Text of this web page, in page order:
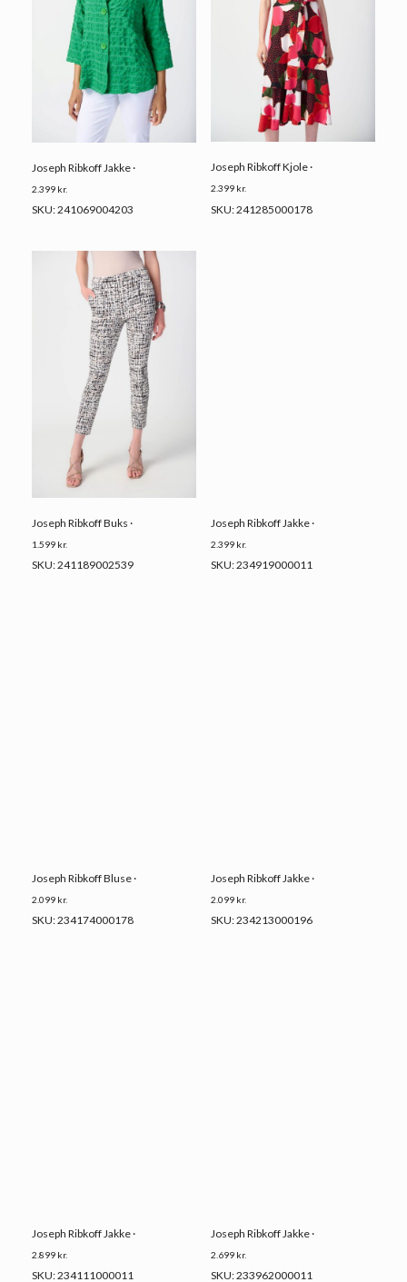
Joseph Ribkoff Jakke ·
2.399 kr.
SKU: 241069004203
Joseph Ribkoff Kjole ·
2.399 kr.
SKU: 241285000178
Joseph Ribkoff Buks ·
1.599 kr.
SKU: 241189002539
Joseph Ribkoff Jakke ·
2.399 kr.
SKU: 234919000011
Joseph Ribkoff Bluse ·
2.099 kr.
SKU: 234174000178
Joseph Ribkoff Jakke ·
2.099 kr.
SKU: 234213000196
Joseph Ribkoff Jakke ·
2.899 kr.
SKU: 234111000011
Joseph Ribkoff Jakke ·
2.699 kr.
SKU: 233962000011